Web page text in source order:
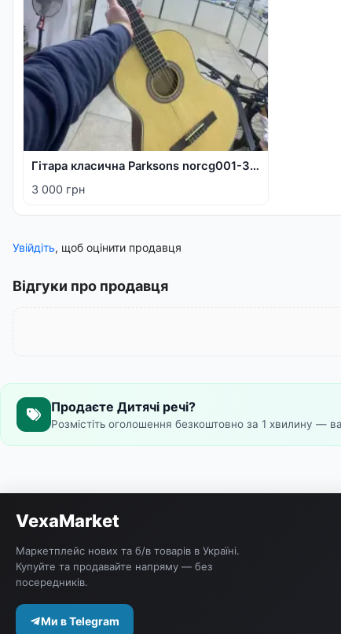
Гітара класична Parksons norcg001-39nf
3 000 грн
Увійдіть, щоб оцінити продавця
Відгуки про продавця
Продаєте Дитячі речі?
Розмістіть оголошення безкоштовно за 1 хвилину —
VexaMarket
Маркетплейс нових та б/в товарів в Україні.
Купуйте та продавайте напряму — без
посередників.
Ми в Telegram